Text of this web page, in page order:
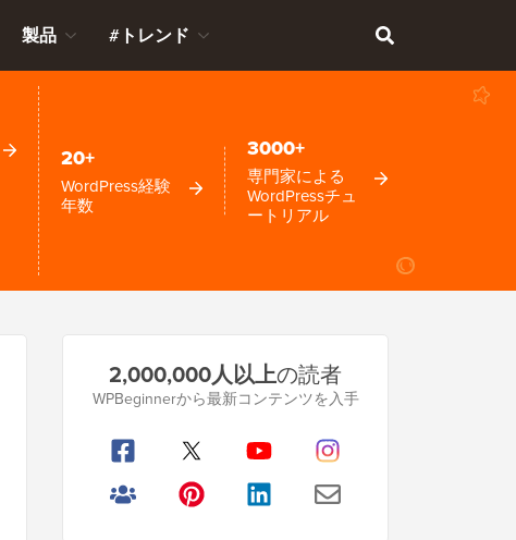
製品 #トレンド
20+
WordPress経験
年数
3000+
専門家による
WordPressチュ
ートリアル
2,000,000人以上の読者
WPBeginnerから最新コンテンツを入手